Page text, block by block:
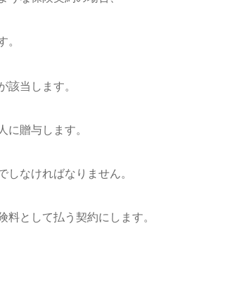
当します。
贈与します。
なければなりません。
として払う契約にします。